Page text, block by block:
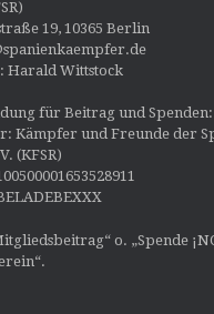
19, 10365 Berlin
Harald Wittstock
für Beitrag und Spenden:
Kämpfer und Freunde der
(KFSR)
o. „Spende